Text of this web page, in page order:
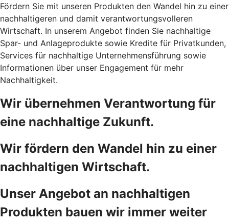
Fördern Sie mit unseren Produkten den Wandel hin zu einer
nachhaltigeren und damit verantwortungsvolleren
Wirtschaft. In unserem Angebot finden Sie nachhaltige
Spar- und Anlageprodukte sowie Kredite für Privatkunden,
Services für nachhaltige Unternehmensführung sowie
Informationen über unser Engagement für mehr
Nachhaltigkeit.
Wir übernehmen Verantwortung für
eine nachhaltige Zukunft.
Wir fördern den Wandel hin zu einer
nachhaltigen Wirtschaft.
Unser Angebot an nachhaltigen
Produkten bauen wir immer weiter